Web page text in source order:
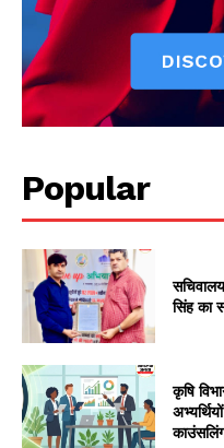
Company
Contact us
Subscription Plans
Popular
सिंह का
कृषि